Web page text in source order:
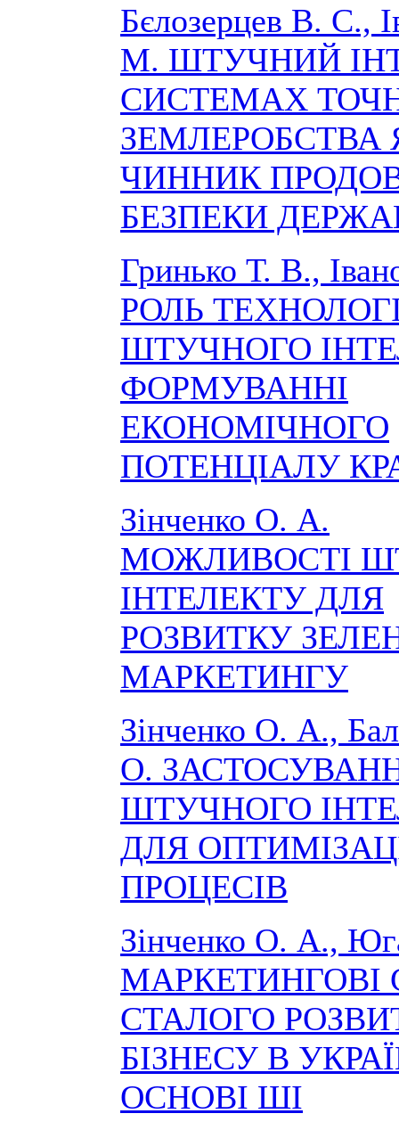
Бєлозерцев В. С.,
М. ШТУЧНИЙ
СИСТЕМАХ
ЗЕМЛЕРОБСТВА
ЧИННИК
БЕЗПЕКИ
Гринько Т. В.,
РОЛЬ
ШТУЧНОГО
ФОРМУВАННІ
ЕКОНОМІЧНОГО
ПОТЕНЦІАЛУ
Зінченко О. А.
МОЖЛИВОСТІ
ІНТЕЛЕКТУ ДЛЯ
РОЗВИТКУ
МАРКЕТИНГУ
Зінченко О. А.,
О.
ШТУЧНОГО
ДЛЯ
ПРОЦЕСІВ
Зінченко О. А.,
МАРКЕТИНГОВІ
СТАЛОГО
БІЗНЕСУ В
ОСНОВІ ШІ